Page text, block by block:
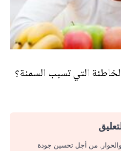
التي تسبب السمنة؟
والحوار. من أجل تحسين جودة